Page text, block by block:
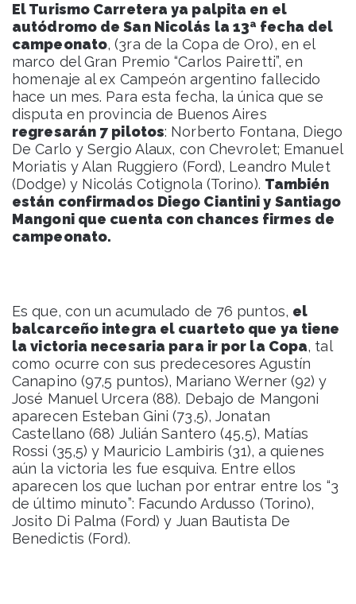
El Turismo Carretera ya palpita en el
autódromo de San Nicolás la 13ª fecha del
campeonato, (3ra de la Copa de Oro), en el
marco del Gran Premio “Carlos Pairetti”, en
homenaje al ex Campeón argentino fallecido
hace un mes. Para esta fecha, la única que se
disputa en provincia de Buenos Aires
regresarán 7 pilotos: Norberto Fontana, Diego
De Carlo y Sergio Alaux, con Chevrolet; Emanuel
Moriatis y Alan Ruggiero (Ford), Leandro Mulet
(Dodge) y Nicolás Cotignola (Torino). También
están confirmados Diego Ciantini y Santiago
Mangoni que cuenta con chances firmes de
campeonato.
Es que, con un acumulado de 76 puntos, el
balcarceño integra el cuarteto que ya tiene
la victoria necesaria para ir por la Copa, tal
como ocurre con sus predecesores Agustín
Canapino (97,5 puntos), Mariano Werner (92) y
José Manuel Urcera (88). Debajo de Mangoni
aparecen Esteban Gini (73,5), Jonatan
Castellano (68) Julián Santero (45,5), Matías
Rossi (35,5) y Mauricio Lambiris (31), a quienes
aún la victoria les fue esquiva. Entre ellos
aparecen los que luchan por entrar entre los “3
de último minuto”: Facundo Ardusso (Torino),
Josito Di Palma (Ford) y Juan Bautista De
Benedictis (Ford).